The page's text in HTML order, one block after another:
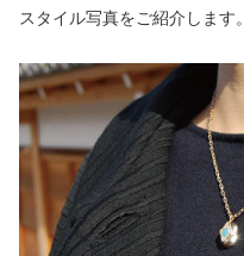
スタイル写真をご紹介します。